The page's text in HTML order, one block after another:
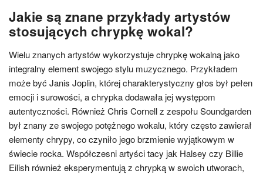
Jakie są znane przykłady artystów
stosujących chrypkę wokal?
Wielu znanych artystów wykorzystuje chrypkę wokalną jako
integralny element swojego stylu muzycznego. Przykładem
może być Janis Joplin, której charakterystyczny głos był pełen
emocji i surowości, a chrypka dodawała jej występom
autentyczności. Również Chris Cornell z zespołu Soundgarden
był znany ze swojego potężnego wokalu, który często zawierał
elementy chrypy, co czyniło jego brzmienie wyjątkowym w
świecie rocka. Współczesni artyści tacy jak Halsey czy Billie
Eilish również eksperymentują z chrypką w swoich utworach,